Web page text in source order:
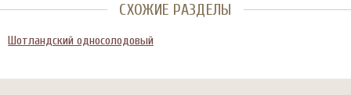
СХОЖИЕ РАЗДЕЛЫ
Шотландский односолодовый